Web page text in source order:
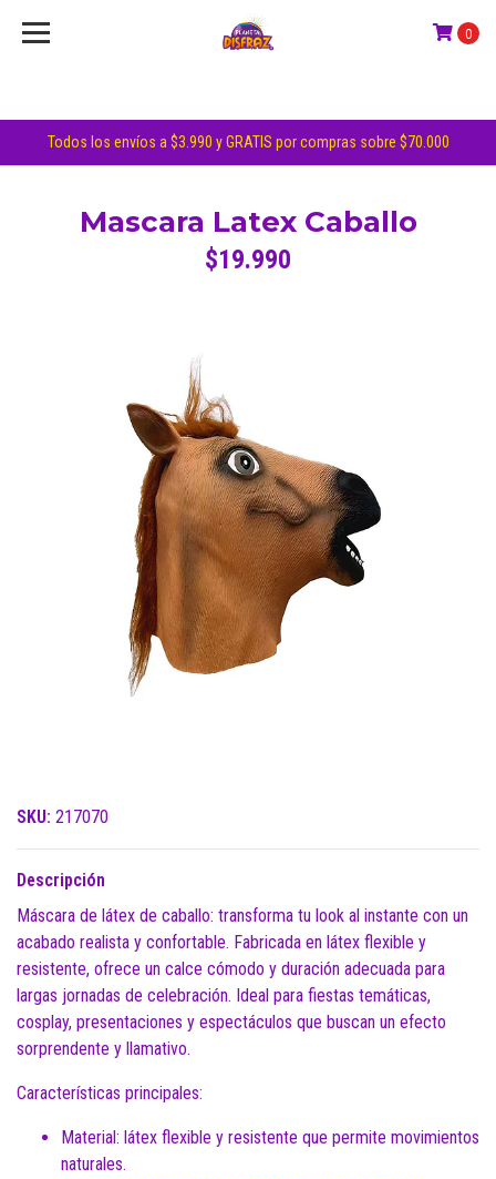
Todos los envíos a $3.990 y GRATIS por compras sobre $70.000
0
Mascara Latex Caballo
$19.990
SKU: 217070
Descripción
Máscara de látex de caballo: transforma tu look al instante con un
acabado realista y confortable. Fabricada en látex flexible y
resistente, ofrece un calce cómodo y duración adecuada para
largas jornadas de celebración. Ideal para fiestas temáticas,
cosplay, presentaciones y espectáculos que buscan un efecto
sorprendente y llamativo.
Características principales:
Material: látex flexible y resistente que permite movimientos
naturales.